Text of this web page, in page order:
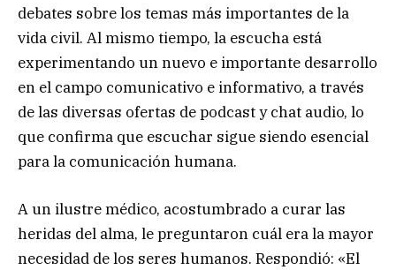
debates sobre los temas más importantes de la
vida civil. Al mismo tiempo, la escucha está
experimentando un nuevo e importante desarrollo
en el campo comunicativo e informativo, a través
de las diversas ofertas de podcast y chat audio, lo
que confirma que escuchar sigue siendo esencial
para la comunicación humana.
A un ilustre médico, acostumbrado a curar las
heridas del alma, le preguntaron cuál era la mayor
necesidad de los seres humanos. Respondió: «El